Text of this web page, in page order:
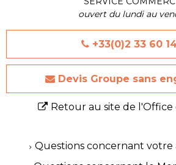
ouvert du lundi au
+33(0)2 33 60
Devis Groupe sans
Retour au site de l'Office
Questions concernant votre